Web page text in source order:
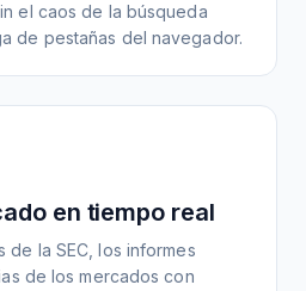
el caos de la búsqueda
de pestañas del navegador.
en tiempo real
de la SEC, los informes
de los mercados con